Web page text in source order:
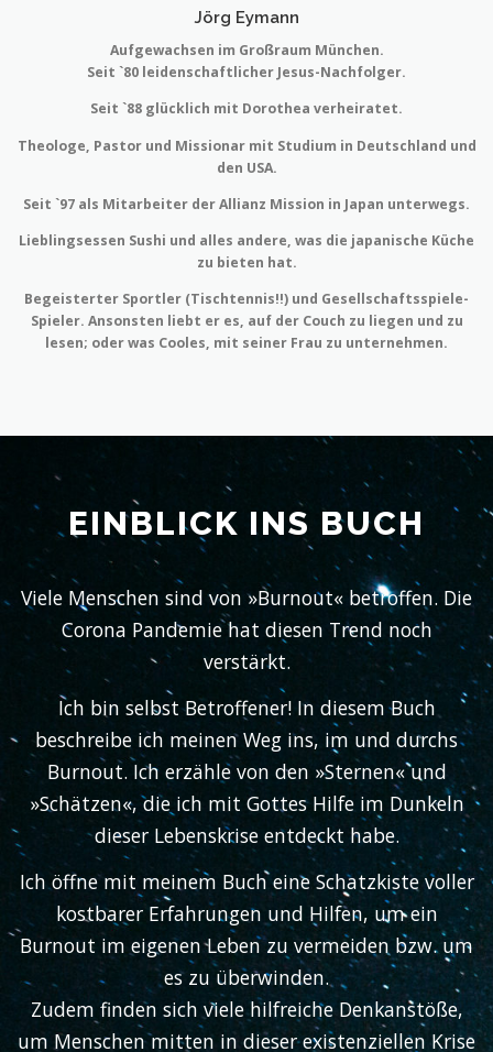
Jörg Eymann
Aufgewachsen im Großraum München.
Seit `80 leidenschaftlicher Jesus-Nachfolger.
Seit `88 glücklich mit Dorothea verheiratet.
Theologe, Pastor und Missionar mit Studium in Deutschland und
den USA.
Seit `97 als Mitarbeiter der Allianz Mission in Japan unterwegs.
Lieblingsessen Sushi und alles andere, was die japanische Küche
zu bieten hat.
Begeisterter Sportler (Tischtennis!!) und Gesellschaftsspiele-
Spieler. Ansonsten liebt er es, auf der Couch zu liegen und zu
lesen; oder was Cooles, mit seiner Frau zu unternehmen.
EINBLICK INS BUCH
Viele Menschen sind von »Burnout« betroffen. Die
Corona Pandemie hat diesen Trend noch
verstärkt.
Ich bin selbst Betroffener! In diesem Buch
beschreibe ich meinen Weg ins, im und durchs
Burnout. Ich erzähle von den »Sternen« und
»Schätzen«, die ich mit Gottes Hilfe im Dunkeln
dieser Lebenskrise entdeckt habe.
Ich öffne mit meinem Buch eine Schatzkiste voller
kostbarer Erfahrungen und Hilfen, um ein
Burnout im eigenen Leben zu vermeiden bzw. um
es zu überwinden.
Zudem finden sich viele hilfreiche Denkanstöße,
um Menschen mitten in dieser existenziellen Krise